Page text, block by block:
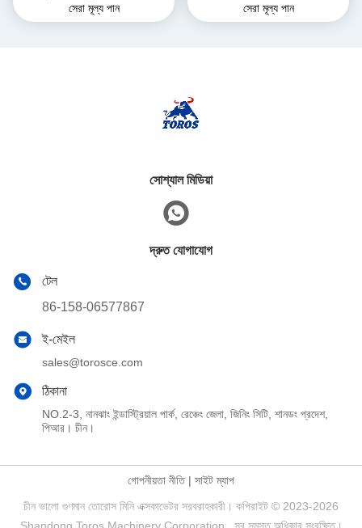
ডিজেল চালিত, একাধিক রঙের বিকল্প
সেরা মূল্য পান
সেরা মূল্য পান
সোশ্যাল মিডিয়া
দ্রুত যোগাযোগ
টেল
86-158-06577867
ই-মেইল
sales@torosce.com
ঠিকানা
NO.2-3, নানঝাং ইন্ডাস্ট্রিয়াল পার্ক, রেঞ্চেং জেলা, জিনিং সিটি, শানডং প্রদেশ,
পিআর। চীন।
গোপনীয়তা নীতি| সাইট ম্যাপ
চীন ভালো গুণমান তোরোস মিনি এক্সকাভেটর সরবরাহকারী। কপিরাইট © 2023-2026
Shandong Toros Machinery Corporation . সব সমস্ত অধিকার সংরক্ষিত।